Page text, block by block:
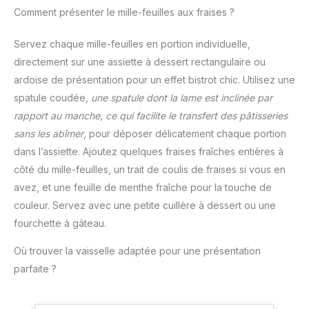
pâtisserie,accompagnez
de nombreuses
friandises et soyez
parfait pour Pâques,
Noël, les fêtes de famille,
etc. 🥝Conseils de
chaleur:Veillez à ne pas
couper trop de la poche
l'ouverture de la poche à
douille ne peut pas
serrer l'ouverture de la
poche à douille.Les
poche.
permettant d'être
ADAPTABLE : La douille
De Buyer est sans
soudure et s'adapte à
tout type de poche
pâtissière. DENTELURES
RÉGULIÈRES : Les
dentelures de la douille à
Buyer vous garantissent
un excellent résultat
visuel ainsi qu'un travail
fin et précis grâce à sa
lave-vaisselle.
Comment présenter le mille-feuilles aux fraises ?
Servez chaque mille-feuilles en portion individuelle,
directement sur une assiette à dessert rectangulaire ou
ardoise de présentation pour un effet bistrot chic. Utilisez une
spatule coudée, une spatule dont la lame est inclinée par
rapport au manche, ce qui facilite le transfert des pâtisseries
sans les abîmer, pour déposer délicatement chaque portion
dans l’assiette. Ajoutez quelques fraises fraîches entières à
côté du mille-feuilles, un trait de coulis de fraises si vous en
avez, et une feuille de menthe fraîche pour la touche de
couleur. Servez avec une petite cuillère à dessert ou une
fourchette à gâteau.
Où trouver la vaisselle adaptée pour une présentation
parfaite ?